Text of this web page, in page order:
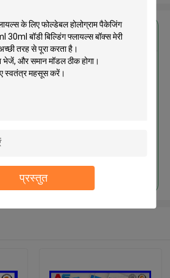
प्रस्तुत
प्रतिदान प्राप्त करें
ग्लास फ्लायल्स के लिए फोल्डेबल